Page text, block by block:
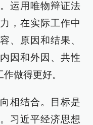
运用唯物辩证法
，在实际工作中
、原因和结果、
因和外因、共性
做得更好。
相结合。目标是
习近平经济思想